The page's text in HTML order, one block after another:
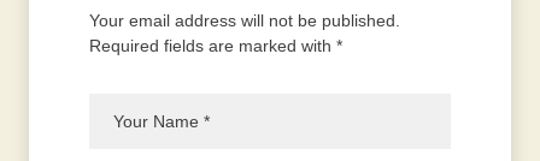
Your email address will not be published.
Required fields are marked with *